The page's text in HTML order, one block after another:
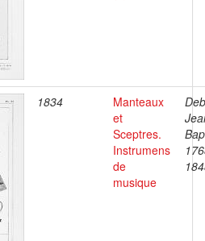
1834
Manteaux
et
Sceptres.
Instrumens
de
musique